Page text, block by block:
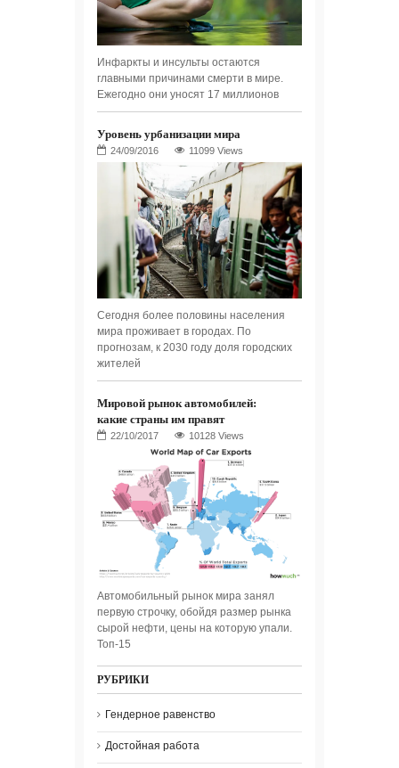
Инфаркты и инсульты остаются
главными причинами смерти в мире.
Ежегодно они уносят 17 миллионов
Уровень урбанизации мира
11099 Views
Сегодня более половины населения
мира проживает в городах. По
прогнозам, к 2030 году доля городских
жителей
Мировой рынок автомобилей:
какие страны им правят
10128 Views
Автомобильный рынок мира занял
первую строчку, обойдя размер рынка
сырой нефти, цены на которую упали.
Топ-15
РУБРИКИ
Гендерное равенство
Достойная работа